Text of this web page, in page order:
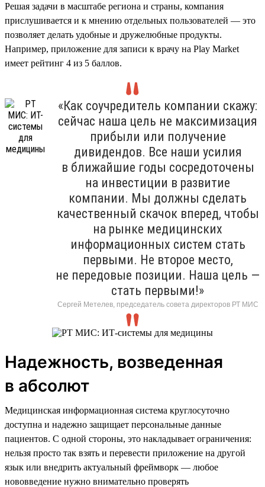
Решая задачи в масштабе региона и страны, компания
прислушивается и к мнению отдельных пользователей — это
позволяет делать удобные и дружелюбные продукты.
Например, приложение для записи к врачу на Play Market
имеет рейтинг 4 из 5 баллов.
«Как соучредитель компании скажу:
сейчас наша цель не максимизация
прибыли или получение
дивидендов. Все наши усилия
в ближайшие годы сосредоточены
на инвестиции в развитие
компании. Мы должны сделать
качественный скачок вперед, чтобы
на рынке медицинских
информационных систем стать
первыми. Не второе место,
не передовые позиции. Наша цель —
стать первыми!»
Сергей Метелев, председатель совета директоров РТ МИС
Надежность, возведенная
в абсолют
Медицинская информационная система круглосуточно
доступна и надежно защищает персональные данные
пациентов. С одной стороны, это накладывает ограничения:
нельзя просто так взять и перевести приложение на другой
язык или внедрить актуальный фреймворк — любое
нововведение нужно внимательно проверять